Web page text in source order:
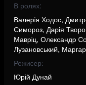
В ролях:
Валерія Ходос,
Симороз, Дарія
Мавріц, Олександр
Лузановський,
Режисер:
Юрій Дунай